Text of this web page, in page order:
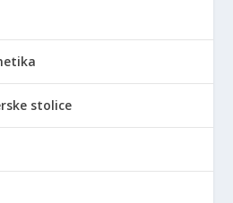
stolice